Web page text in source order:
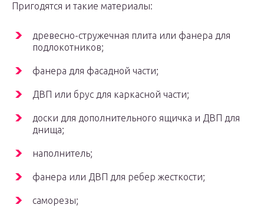
Пригодятся и такие материалы:
древесно-стружечная плита или фанера для
подлокотников;
фанера для фасадной части;
ДВП или брус для каркасной части;
доски для дополнительного ящичка и ДВП для
днища;
наполнитель;
фанера или ДВП для ребер жесткости;
саморезы;